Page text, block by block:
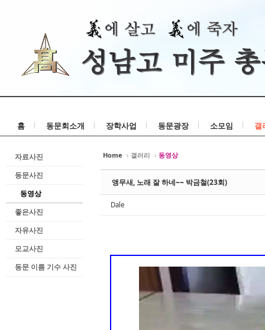
홈 동문회소개 장학사업 동문광장 소모임 갤
자료사진
동문사진
동영상
좋은사진
자유사진
모교사진
동문 이름 기수 사진
Home › 갤러리 › 동영상
앵무새, 노래 잘 하네~~ 박금철(23회)
Dale